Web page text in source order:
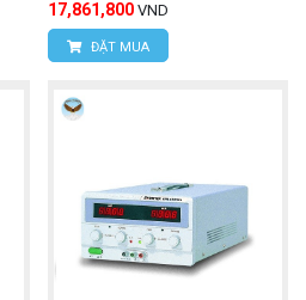
17,861,800 VND
ĐẶT MUA